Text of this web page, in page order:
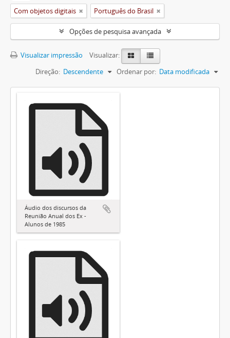
Com objetos digitais Português do Brasil
Opções de pesquisa avançada
Visualizar impressão
Visualizar:
Ordenar por: Data modificada
Direção: Descendente
Áudio dos discursos da
Reunião Anual dos Ex -
Alunos de 1985